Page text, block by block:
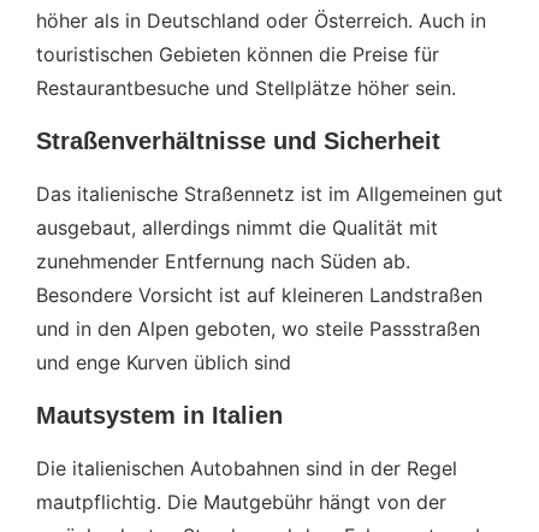
höher als in Deutschland oder Österreich. Auch in
touristischen Gebieten können die Preise für
Restaurantbesuche und Stellplätze höher sein.
Straßenverhältnisse und Sicherheit
Das italienische Straßennetz ist im Allgemeinen gut
ausgebaut, allerdings nimmt die Qualität mit
zunehmender Entfernung nach Süden ab.
Besondere Vorsicht ist auf kleineren Landstraßen
und in den Alpen geboten, wo steile Passstraßen
und enge Kurven üblich sind
Mautsystem in Italien
Die italienischen Autobahnen sind in der Regel
mautpflichtig. Die Mautgebühr hängt von der